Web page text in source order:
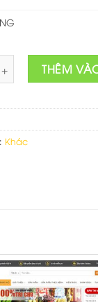
bán bao bì
THÊM
Khác